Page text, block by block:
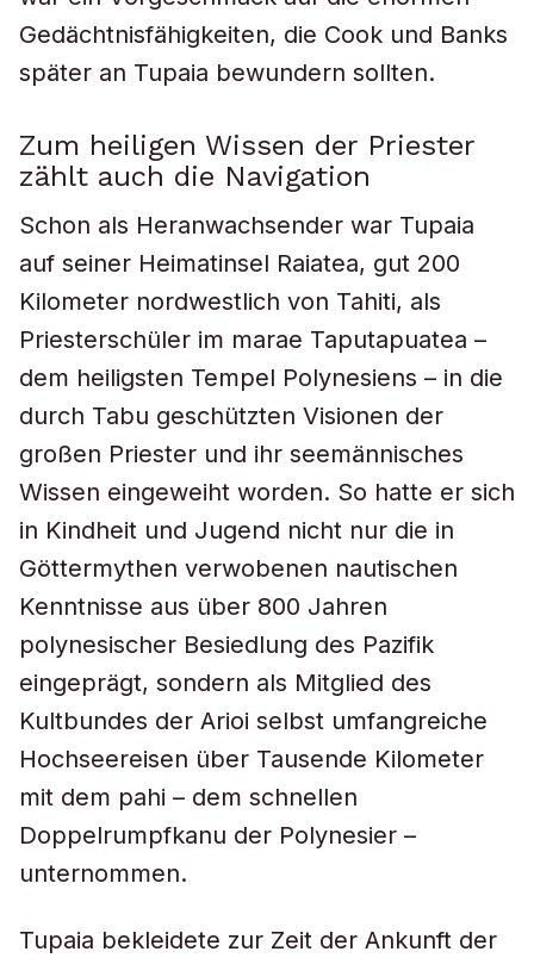
Gedächtnisfähigkeiten, die Cook und Banks
später an Tupaia bewundern sollten.
Zum heiligen Wissen der Priester
zählt auch die Navigation
Schon als Heranwachsender war Tupaia
auf seiner Heimatinsel Raiatea, gut 200
Kilometer nordwestlich von Tahiti, als
Priesterschüler im marae Taputapuatea –
dem heiligsten Tempel Polynesiens – in die
durch Tabu geschützten Visionen der
großen Priester und ihr seemännisches
Wissen eingeweiht worden. So hatte er sich
in Kindheit und Jugend nicht nur die in
Göttermythen verwobenen nautischen
Kenntnisse aus über 800 Jahren
polynesischer Besiedlung des Pazifik
eingeprägt, sondern als Mitglied des
Kultbundes der Arioi selbst umfangreiche
Hochseereisen über Tausende Kilometer
mit dem pahi – dem schnellen
Doppelrumpfkanu der Polynesier –
unternommen.
Tupaia bekleidete zur Zeit der Ankunft der